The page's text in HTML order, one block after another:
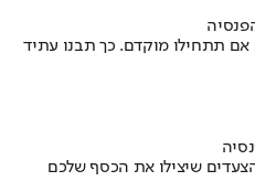
תתחילו מוקדם. כך תבנו עתיד
שיצילו את הכסף שלכם